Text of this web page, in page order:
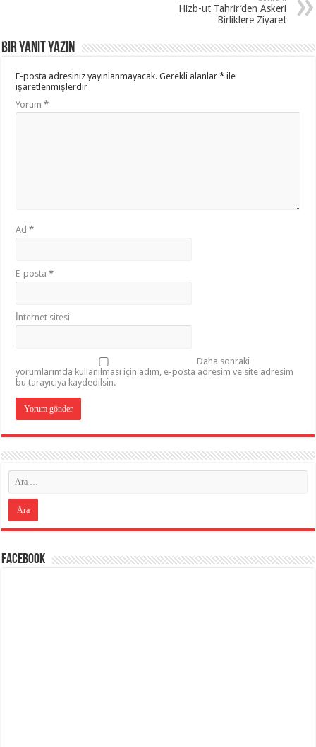
Hizb-ut Tahrir’den Askeri
Birliklere Ziyaret
Bir yanıt yazın
E-posta adresiniz yayınlanmayacak. Gerekli alanlar* ile
işaretlenmişlerdir
Yorum*
Ad*
E-posta*
İnternet sitesi
Daha sonraki
yorumlarımda kullanılması için adım, e-posta adresim ve site adresim
bu tarayıcıya kaydedilsin.
Facebook